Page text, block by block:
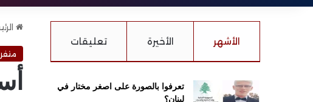
الأشهر الأخيرة تعليقات
تعرفوا بالصورة على اصغر مختار في
لبنان؟